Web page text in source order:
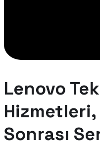
Lenovo
Sonrası